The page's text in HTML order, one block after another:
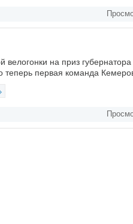
на приз
первая команда